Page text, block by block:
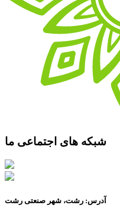
شبکه های اجتماعی ما
آدرس: رشت، شهر صنعتی رشت